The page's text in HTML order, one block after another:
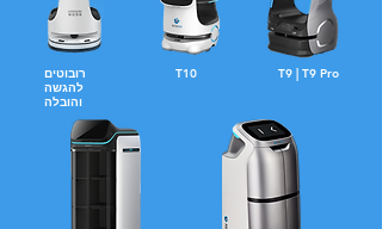
רובוטים
להגשה
והובלה
T10 T9 | T9 Pro